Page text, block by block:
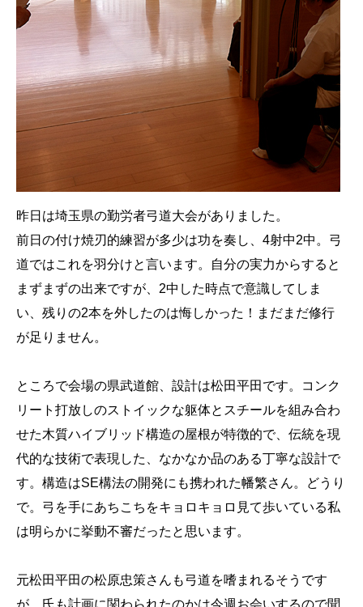
昨日は埼玉県の勤労者弓道大会がありました。
前日の​付け焼刃的練習が多少は功を奏し、4射中2中。弓
道では​これを羽分けと言います。自分の実力からすると
まずまず​の出来ですが、2中した時点で意識してしま
い、残りの2本​を外したのは悔しかった！まだまだ修行
が足りません。
ところで会場の県武道館、設計は松田平田です。コンク
リ​ート打放しのストイックな躯体とスチールを組み合わ
せた​木質ハイブリッド構造の屋根が特徴的で、伝統を現
代的な​技術で表現した、なかなか品のある丁寧な設計で
す。構造​はSE構法の開発にも携われた幡繁さん。どうり
で。弓を手にあちこちをキョロキョロ見て歩いている私
は明らかに挙動不審だったと思います。
元松田平田の松原忠策さんも弓道を嗜​まれるそうです
が、氏も計画に関わられたのかは今週お会​いするので聞